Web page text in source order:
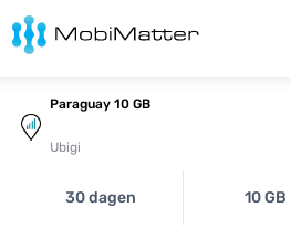
Paraguay 10 GB
Ubigi
30 dagen 10 GB